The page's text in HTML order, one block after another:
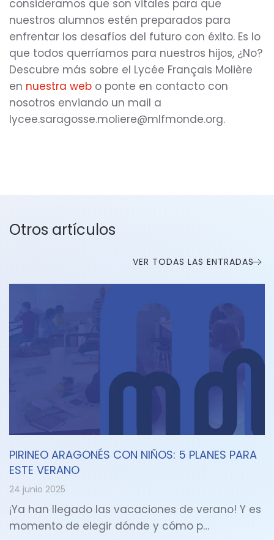
consideramos que son vitales para que
nuestros alumnos estén preparados para
enfrentar los desafíos del futuro con éxito. Es lo
que todos querríamos para nuestros hijos, ¿No?
Descubre más sobre el Lycée Français Molière
en nuestra web o ponte en contacto con
nosotros enviando un mail a
lycee.saragosse.moliere@mlfmonde.org.
Otros artículos
VER TODAS LAS ENTRADAS
PIRINEO ARAGONÉS CON NIÑOS: 5 PLANES PARA
ESTE VERANO
24 junio 2025
¡Ya han llegado las vacaciones de verano! Y es
momento de elegir dónde y cómo p…